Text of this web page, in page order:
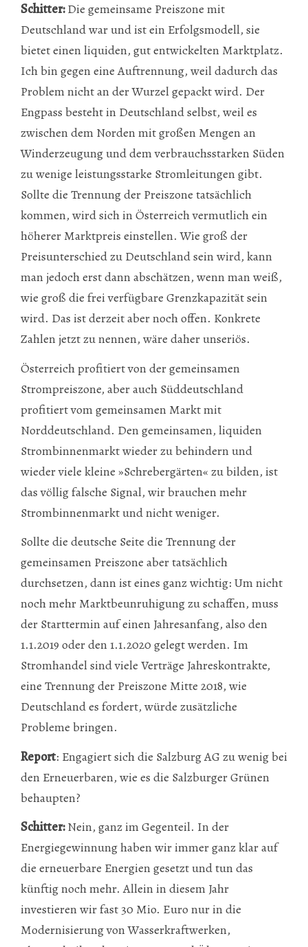
Schitter:Die gemeinsame Preiszone mit
Deutschland war und ist ein Erfolgsmodell, sie
bietet einen liquiden, gut entwickelten Marktplatz.
Ich bin gegen eine Auftrennung, weil dadurch das
Problem nicht an der Wurzel gepackt wird. Der
Engpass besteht in Deutschland selbst, weil es
zwischen dem Norden mit gro­ßen Mengen an
Winderzeugung und dem verbrauchsstarken Süden
zu wenige leis­tungsstarke Stromleitungen gibt.
Sollte die Trennung der Preiszone tatsächlich
kommen, wird sich in Österreich vermutlich ein
höherer Marktpreis einstellen. Wie groß der
Preisunterschied zu Deutschland sein wird, kann
man jedoch erst dann abschätzen, wenn man weiß,
wie groß die frei verfügbare Grenzkapazität sein
wird. Das ist derzeit aber noch offen. Konkrete
Zahlen jetzt zu nennen, wäre daher unseriös.
Österreich profitiert von der gemeinsamen
Strompreiszone, aber auch Süddeutschland
profitiert vom gemeinsamen Markt mit
Norddeutschland. Den gemeinsamen, liquiden
Strombinnenmarkt wieder zu behindern und
wieder viele kleine »Schrebergärten« zu bilden, ist
das völlig falsche Signal, wir brauchen mehr
Strombinnenmarkt und nicht weniger.
Sollte die deutsche Seite die Trennung der
gemeinsamen Preiszone aber tatsächlich
durchsetzen, dann ist eines ganz wichtig: Um nicht
noch mehr Marktbeunruhigung zu schaffen, muss
der Starttermin auf einen Jahresanfang, also den
1.1.2019 oder den 1.1.2020 gelegt werden. Im
Stromhandel sind viele Verträge Jahreskontrakte,
eine Trennung der Preiszone Mitte 2018, wie
Deutschland es fordert, würde zusätzliche
Probleme bringen.
Report: Engagiert sich die Salzburg AG zu wenig bei
den Erneuerbaren, wie es die Salzburger Grünen
behaupten?
Schitter:Nein, ganz im Gegenteil. In der
Energiegewinnung haben wir immer ganz klar auf
die erneuerbare Energien gesetzt und tun das
künftig noch mehr. Allein in diesem Jahr
investieren wir fast 30 Mio. Euro nur in die
Modernisierung von Wasserkraftwerken,